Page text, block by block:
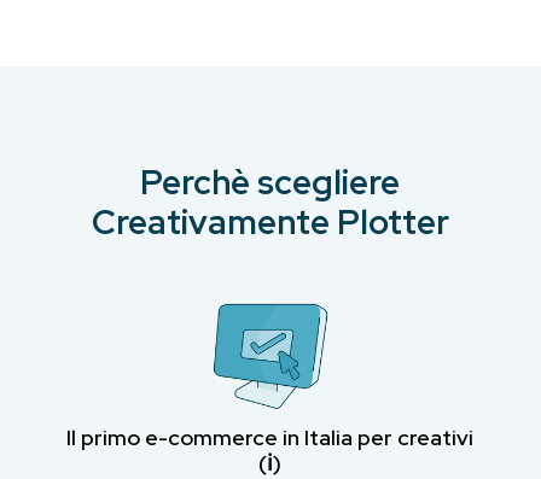
Perchè scegliere
Creativamente Plotter
Il primo e-commerce in Italia per creativi
(ℹ︎)